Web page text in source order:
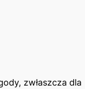
zwłaszcza dla